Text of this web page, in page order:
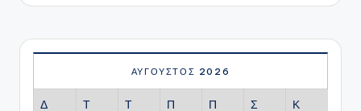
ΑΎΓΟΥΣΤΟΣ 2026
Δ Τ Τ Π Π Σ Κ